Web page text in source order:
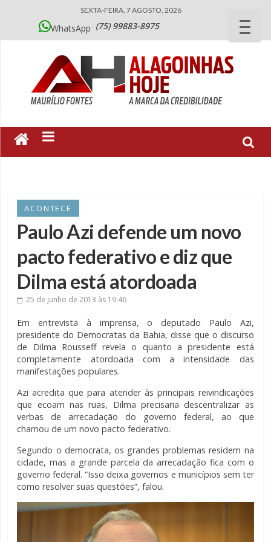
SEXTA-FEIRA, 7 AGOSTO, 2026
WhatsApp (75) 99883-8975
ACONTECE
Paulo Azi defende um novo
pacto federativo e diz que
Dilma está atordoada
25 de junho de 2013 às 19:46
Em entrevista à imprensa, o deputado Paulo Azi,
presidente do Democratas da Bahia, disse que o discurso
de Dilma Rousseff revela o quanto a presidente está
completamente atordoada com a intensidade das
manifestações populares.
Azi acredita que para atender às principais reivindicações
que ecoam nas ruas, Dilma precisaria descentralizar as
verbas de arrecadação do governo federal, ao que
chamou de um novo pacto federativo.
Segundo o democrata, os grandes problemas residem na
cidade, mas a grande parcela da arrecadação fica com o
governo federal. “Isso deixa governos e municípios sem ter
como resolver suas questões”, falou.